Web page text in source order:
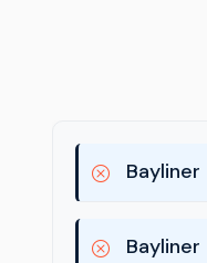
Bayliner
Bayliner